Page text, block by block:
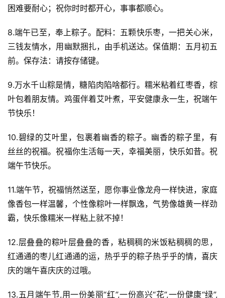
困难要耐心；祝你时时都开心，事事都顺心。
8.端午已至，奉上粽子。配料：五颗快乐枣，一把关心米，
三钱友情水，用幽默捆扎，由手机送达。保值期：五月初五
前。保存法：请按存储键。
9.万水千山粽是情，糖陷肉陷啥都行。糯米粘着红枣香，棕
叶包着朋友情。鸡蛋伴着艾叶煮，平安健康永一生，祝端午
节快乐！
10.碧绿的艾叶里，包裹着幽香的粽子。幽香的粽子里，有
丝丝的祝福。祝福你生活每一天，幸福美丽，快乐如昔。祝
端午节快乐。
11.端午节，祝福悄然送至，愿你事业像龙舟一样快进，家庭
像香包一样温馨，个性像粽叶一样飘逸，气势像雄黄一样劲
霸，快乐像糯米一样粘上就不掉！
12.层叠叠的粽叶层叠叠的香，粘稠稠的米饭粘稠稠的思，
红通通的枣儿红通通的运，热乎乎的粽子热乎乎的情，喜庆
庆的端午喜庆庆的过哦。
13.五月端午节,用一份美丽“红”,一份高兴“花”,一份健康“绿”,